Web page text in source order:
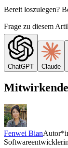
Bereit loszulegen?
Frage zu diesem
ChatGPT Claude
Mitwirkende
Fenwei Bian